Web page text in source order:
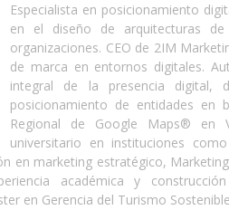
Especialista en posicionamiento
en el diseño de arquitecturas
organizaciones. CEO de 2IM
de marca en entornos digitales.
integral de la presencia digital,
posicionamiento de entidades en
Regional de Google Maps® en
universitario en instituciones
en marketing estratégico,
académica y
en Gerencia del Turismo